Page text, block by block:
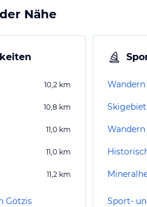
Nähe
10,2 km
10,8 km
11,0 km
11,0 km
11,2 km
Götzis Sport-